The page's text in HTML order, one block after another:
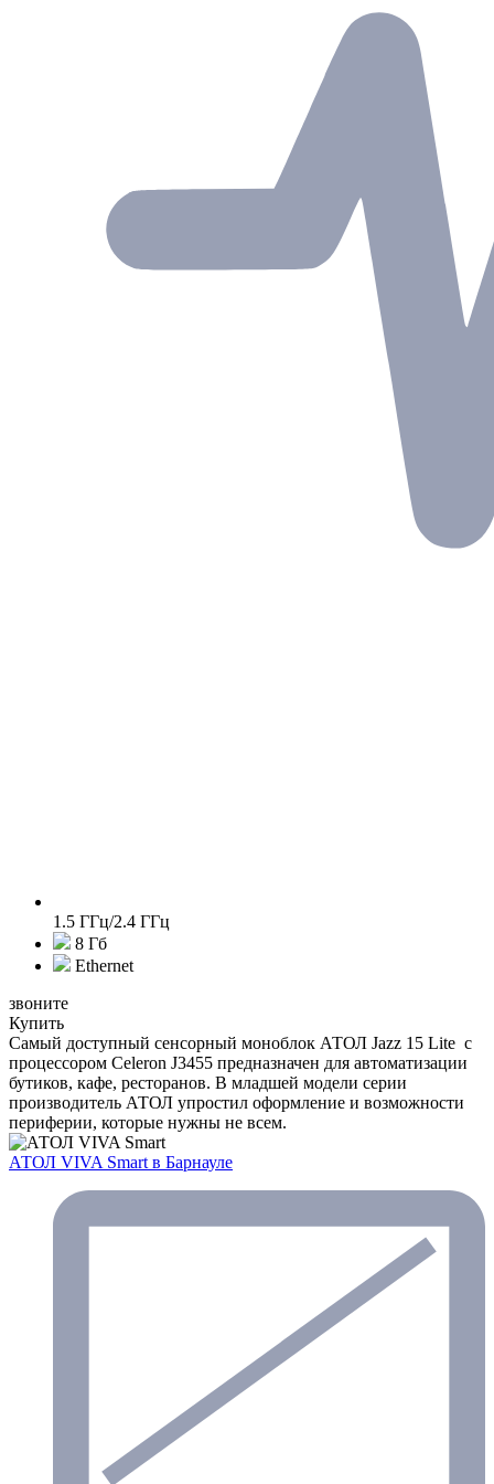
1.5 ГГц/2.4 ГГц
8 Гб
Ethernet
звоните
Купить
Самый доступный сенсорный моноблок АТОЛ Jazz 15 Lite с
процессором Celeron J3455 предназначен для автоматизации
бутиков, кафе, ресторанов. В младшей модели серии
производитель АТОЛ упростил оформление и возможности
периферии, которые нужны не всем.
АТОЛ VIVA Smart в Барнауле